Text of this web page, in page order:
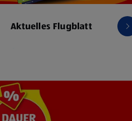
Aktuelles Flugblatt